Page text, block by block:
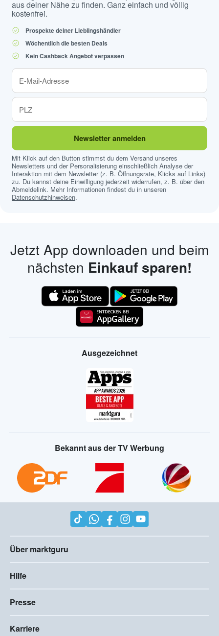
aus deiner Nähe zu finden. Ganz einfach und völlig
kostenfrei.
Prospekte deiner Lieblingshändler
Wöchentlich die besten Deals
Kein Cashback Angebot verpassen
Newsletter anmelden
Mit Klick auf den Button stimmst du dem Versand unseres
Newsletters und der Personalisierung einschließlich Analyse der
Interaktion mit dem Newsletter (z. B. Öffnungsrate, Klicks auf Links)
zu. Du kannst deine Einwilligung jederzeit widerrufen, z. B. über den
Abmeldelink. Mehr Informationen findest du in unseren
Datenschutzhinweisen.
Jetzt App downloaden und beim
nächsten Einkauf sparen!
Ausgezeichnet
Bekannt aus der TV Werbung
Über marktguru
Hilfe
Presse
Karriere